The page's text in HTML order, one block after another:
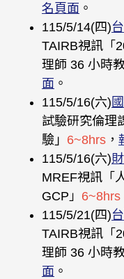
名頁面 。
115/5/14(四)
TAIRB視訊「
理師 36 小時
面 。
115/5/16(六)
試驗研究倫理
驗」 6~8hrs ，
115/5/16(六)
MREF視訊「
GCP」 6~8hrs
115/5/21(四)
TAIRB視訊「
理師 36 小時
面 。